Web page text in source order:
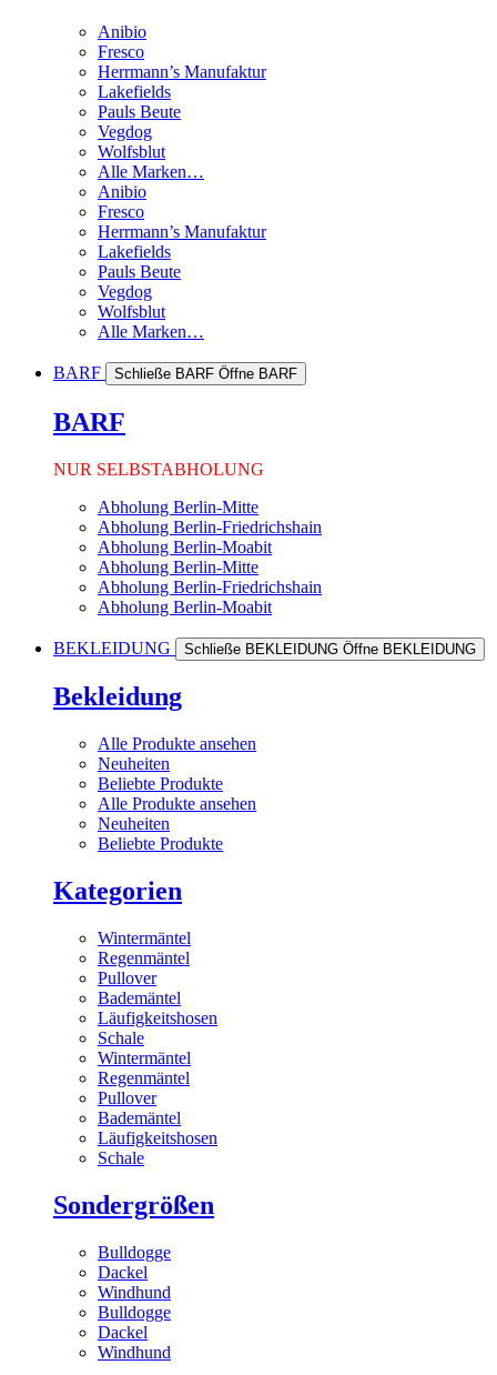
Anibio
Fresco
Herrmann’s Manufaktur
Lakefields
Pauls Beute
Vegdog
Wolfsblut
Alle Marken…
Anibio
Fresco
Herrmann’s Manufaktur
Lakefields
Pauls Beute
Vegdog
Wolfsblut
Alle Marken…
BARF Schließe BARF Öffne BARF
BARF
NUR SELBSTABHOLUNG
Abholung Berlin-Mitte
Abholung Berlin-Friedrichshain
Abholung Berlin-Moabit
Abholung Berlin-Mitte
Abholung Berlin-Friedrichshain
Abholung Berlin-Moabit
BEKLEIDUNG Schließe BEKLEIDUNG Öffne BEKLEIDUNG
Bekleidung
Alle Produkte ansehen
Neuheiten
Beliebte Produkte
Alle Produkte ansehen
Neuheiten
Beliebte Produkte
Kategorien
Wintermäntel
Regenmäntel
Pullover
Bademäntel
Läufigkeitshosen
Schale
Wintermäntel
Regenmäntel
Pullover
Bademäntel
Läufigkeitshosen
Schale
Sondergrößen
Bulldogge
Dackel
Windhund
Bulldogge
Dackel
Windhund